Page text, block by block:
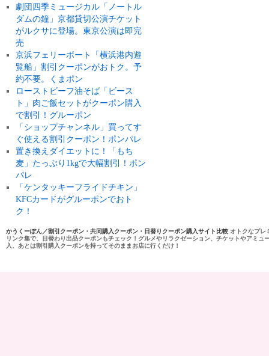
劇団四季ミュージカル「ノートル
ダムの鐘」京都貸切公演チケット
がルクサに登場。東京公演は即完
売
京浜フェリーボート「横浜港内遊
覧船」割引クーポンがおトク。予
約不要。くまポン
ローストビーフ油そば「ビース
ト」肉ご飯セットがクーポン購入
で割引！グルーポン
「ショップチャンネル」買ってす
ぐ使える割引クーポン！ポンパレ
置き換えダイエットに！「もち
麦」たっぷり1kgで大幅割引！ポン
パレ
「ケンタッキーフライドチキン」
KFCカードがグルーポンでおト
ク！
かうくーぽん／割引クーポン・共同購入クーポン・日替りクーポン購入サイト比較 オトクなプレ
リンク集で、日替わり出品クーポンもチェック！グルメやリラクゼーション、チケットやアミ
入、あとは割引購入クーポンを持ってそのままお店に行くだけ！